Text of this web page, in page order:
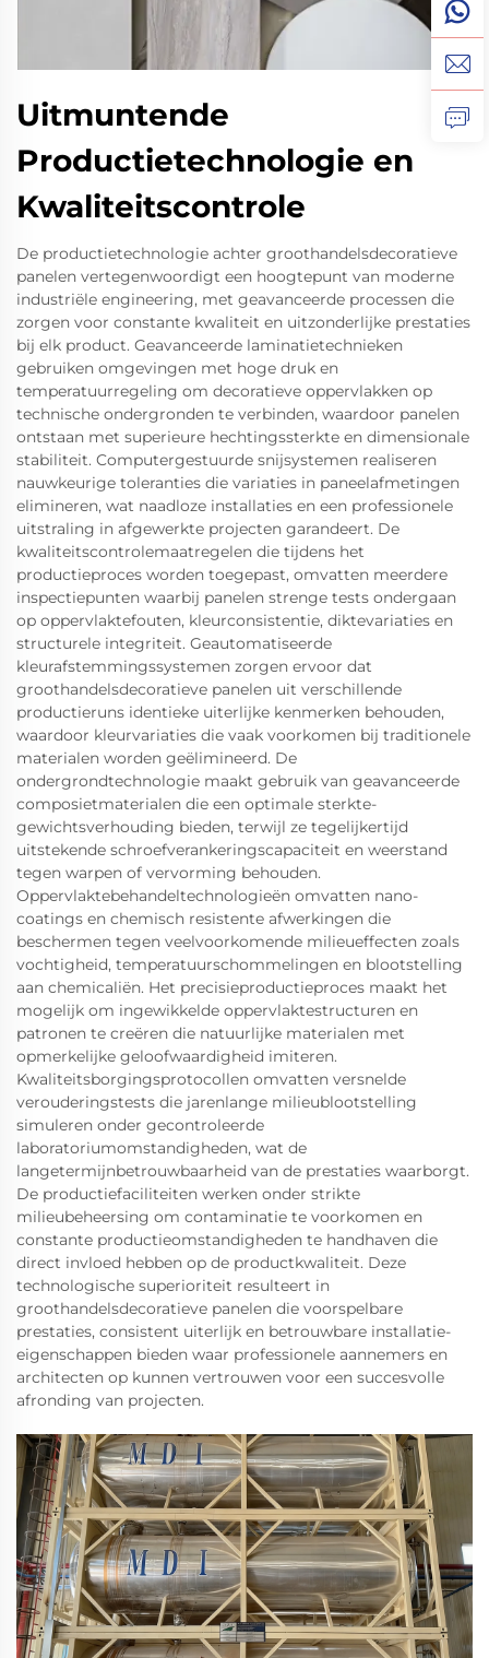
Uitmuntende
Productietechnologie en
Kwaliteitscontrole
De productietechnologie achter groothandelsdecoratieve
panelen vertegenwoordigt een hoogtepunt van moderne
industriële engineering, met geavanceerde processen die
zorgen voor constante kwaliteit en uitzonderlijke prestaties
bij elk product. Geavanceerde laminatietechnieken
gebruiken omgevingen met hoge druk en
temperatuurregeling om decoratieve oppervlakken op
technische ondergronden te verbinden, waardoor panelen
ontstaan met superieure hechtingssterkte en dimensionale
stabiliteit. Computergestuurde snijsystemen realiseren
nauwkeurige toleranties die variaties in paneelafmetingen
elimineren, wat naadloze installaties en een professionele
uitstraling in afgewerkte projecten garandeert. De
kwaliteitscontrolemaatregelen die tijdens het
productieproces worden toegepast, omvatten meerdere
inspectiepunten waarbij panelen strenge tests ondergaan
op oppervlaktefouten, kleurconsistentie, diktevariaties en
structurele integriteit. Geautomatiseerde
kleurafstemmingssystemen zorgen ervoor dat
groothandelsdecoratieve panelen uit verschillende
productieruns identieke uiterlijke kenmerken behouden,
waardoor kleurvariaties die vaak voorkomen bij traditionele
materialen worden geëlimineerd. De
ondergrondtechnologie maakt gebruik van geavanceerde
composietmaterialen die een optimale sterkte-
gewichtsverhouding bieden, terwijl ze tegelijkertijd
uitstekende schroefverankeringscapaciteit en weerstand
tegen warpen of vervorming behouden.
Oppervlaktebehandeltechnologieën omvatten nano-
coatings en chemisch resistente afwerkingen die
beschermen tegen veelvoorkomende milieueffecten zoals
vochtigheid, temperatuurschommelingen en blootstelling
aan chemicaliën. Het precisieproductieproces maakt het
mogelijk om ingewikkelde oppervlaktestructuren en
patronen te creëren die natuurlijke materialen met
opmerkelijke geloofwaardigheid imiteren.
Kwaliteitsborgingsprotocollen omvatten versnelde
verouderingstests die jarenlange milieublootstelling
simuleren onder gecontroleerde
laboratoriumomstandigheden, wat de
langetermijnbetrouwbaarheid van de prestaties waarborgt.
De productiefaciliteiten werken onder strikte
milieubeheersing om contaminatie te voorkomen en
constante productieomstandigheden te handhaven die
direct invloed hebben op de productkwaliteit. Deze
technologische superioriteit resulteert in
groothandelsdecoratieve panelen die voorspelbare
prestaties, consistent uiterlijk en betrouwbare installatie-
eigenschappen bieden waar professionele aannemers en
architecten op kunnen vertrouwen voor een succesvolle
afronding van projecten.